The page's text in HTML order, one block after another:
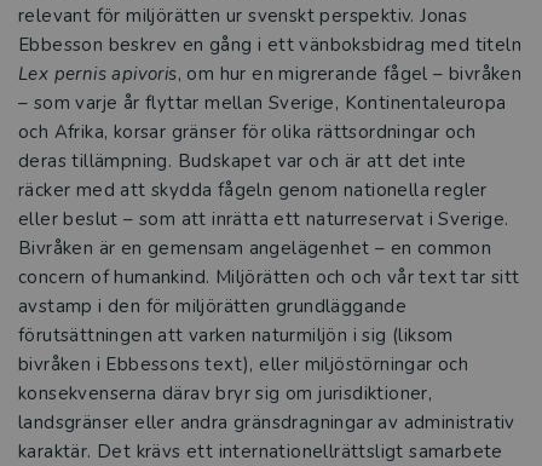
relevant för miljörätten ur svenskt perspektiv. Jonas
Ebbesson beskrev en gång i ett vänboksbidrag med titeln
Lex pernis apivoris, om hur en migrerande fågel – bivråken
– som varje år flyttar mellan Sverige, Kontinentaleuropa
och Afrika, korsar gränser för olika rättsordningar och
deras tillämpning. Budskapet var och är att det inte
räcker med att skydda fågeln genom nationella regler
eller beslut – som att inrätta ett naturreservat i Sverige.
Bivråken är en gemensam angelägenhet – en common
concern of humankind. Miljörätten och och vår text tar sitt
avstamp i den för miljörätten grundläggande
förutsättningen att varken naturmiljön i sig (liksom
bivråken i Ebbessons text), eller miljöstörningar och
konsekvenserna därav bryr sig om jurisdiktioner,
landsgränser eller andra gränsdragningar av administrativ
karaktär. Det krävs ett internationellrättsligt samarbete